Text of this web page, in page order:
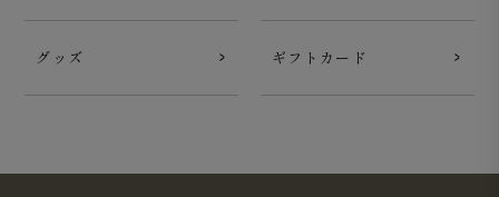
Pocket Pants スーピマコットン デニム ブラック』がご
ざいます。
グッズ ギフトカード